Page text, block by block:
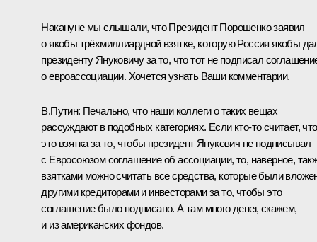
Накануне мы слышали, что Президент Порошенко заявил
о якобы трёхмиллиардной взятке, которую Россия якобы
президенту Януковичу за то, что тот не подписал
о евроассоциации. Хочется узнать Ваши комментарии.
В.Путин: Печально, что наши коллеги о таких вещах
рассуждают в подобных категориях. Если кто‑то считает, что
это взятка за то, чтобы президент Янукович не подписывал
с Евросоюзом соглашение об ассоциации, то, наверное,
взятками можно считать все средства, которые были
другими кредиторами и инвесторами за то, чтобы это
соглашение было подписано. А там много денег, скажем,
и из американских фондов.